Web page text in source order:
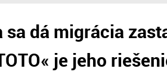
sa dá migrácia
je jeho